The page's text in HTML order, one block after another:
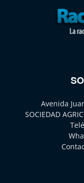
Avenida
SOCIEDAD